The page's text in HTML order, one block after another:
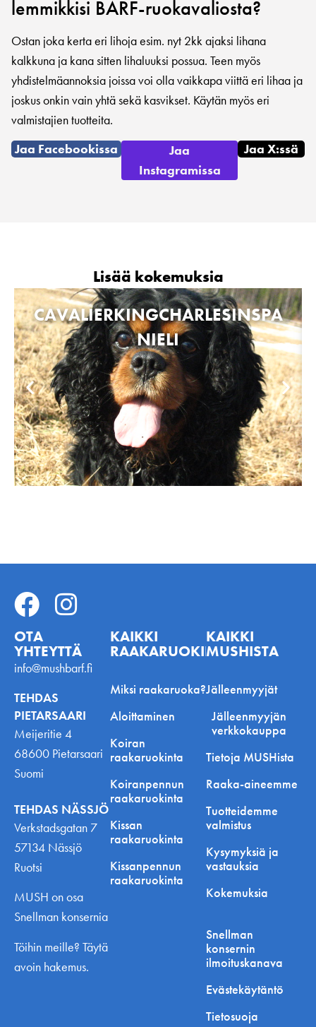
lemmikkisi BARF-ruokavaliosta?
Ostan joka kerta eri lihoja esim. nyt 2kk ajaksi lihana
kalkkuna ja kana sitten lihaluuksi possua. Teen myös
yhdistelmäannoksia joissa voi olla vaikkapa viittä eri lihaa ja
joskus onkin vain yhtä sekä kasvikset. Käytän myös eri
valmistajien tuotteita.
Jaa Facebookissa
Jaa
Instagramissa
Jaa X:ssä
Lisää kokemuksia
CAVALIERKINGCHARLESINSPA
NIELI
OTA
YHTEYTTÄ
info@mushbarf.fi
TEHDAS
PIETARSAARI
Meijeritie 4
68600 Pietarsaari
Suomi
TEHDAS NÄSSJÖ
Verkstadsgatan 7
57134 Nässjö
Ruotsi
MUSH on osa
Snellman konsernia
Töihin meille? Täytä
avoin hakemus.
KAIKKI
RAAKARUOKINNASTA
Miksi raakaruoka?
Aloittaminen
Koiran
raakaruokinta
Koiranpennun
raakaruokinta
Kissan
raakaruokinta
Kissanpennun
raakaruokinta
KAIKKI
MUSHISTA
Jälleenmyyjät
Jälleenmyyjän
verkkokauppa
Tietoja MUSHista
Raaka-aineemme
Tuotteidemme
valmistus
Kysymyksiä ja
vastauksia
Kokemuksia
Snellman
konsernin
ilmoituskanava
Evästekäytäntö
Tietosuoja